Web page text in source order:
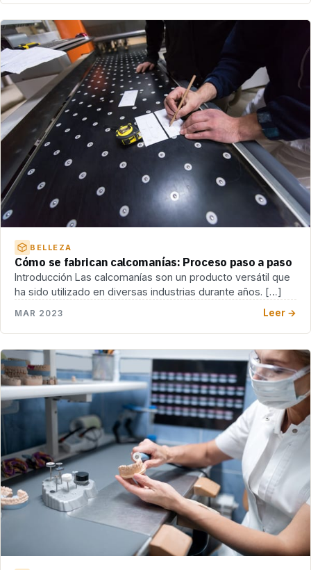
BELLEZA
Cómo se fabrican calcomanías: Proceso paso a paso
Introducción Las calcomanías son un producto versátil que
ha sido utilizado en diversas industrias durante años. […]
MAR 2023 Leer →